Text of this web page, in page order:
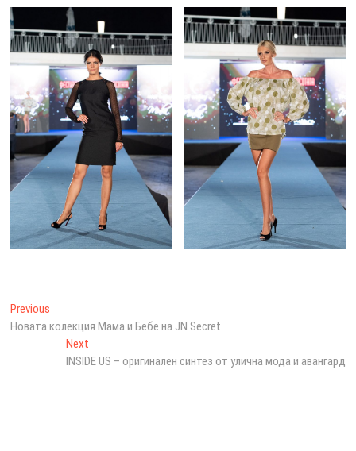
Post
navigation
Previous
post:
Новата колекция Мама и Бебе на JN Secret
NextNext
post:
INSIDE US – оригинален синтез от улична мода и авангард